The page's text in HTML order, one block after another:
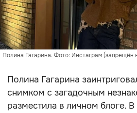
Полина Гагарина. Фото: Инстаграм (запрещён
Полина Гагарина
снимком с загадочным
разместила в личном блоге.